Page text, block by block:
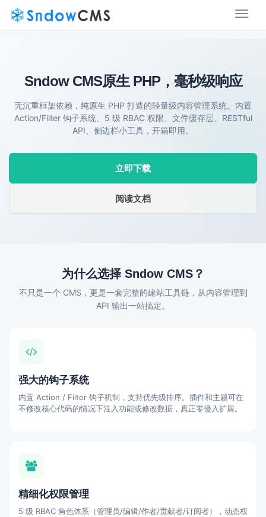
Sndow CMS原生 PHP，毫秒级响应
无沉重框架依赖，纯原生 PHP 打造的轻量级内容管理系统。内置
Action/Filter 钩子系统、5 级 RBAC 权限、文件缓存层、RESTful
API、侧边栏小工具，开箱即用。
立即下载
阅读文档
为什么选择 Sndow CMS？
不只是一个 CMS，更是一套完整的建站工具链，从内容管理到
API 输出一站搞定。
强大的钩子系统
内置 Action / Filter 钩子机制，支持优先级排序。插件和主题可在
不修改核心代码的情况下注入功能或修改数据，真正零侵入扩展。
精细化权限管理
5 级 RBAC 角色体系（管理员/编辑/作者/贡献者/订阅者），动态权